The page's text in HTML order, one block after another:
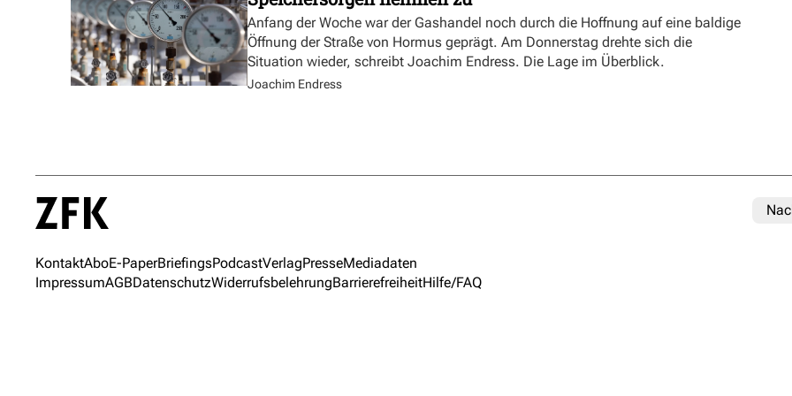
Anfang der Woche war der Gashandel noch durch die Hoffnung auf eine baldige
Öffnung der Straße von Hormus geprägt. Am Donnerstag drehte sich die
Situation wieder, schreibt Joachim Endress. Die Lage im Überblick.
Joachim Endress
KontaktAboE-PaperBriefingsPodcastVerlagPresseMediadaten
ImpressumAGBDatenschutzWiderrufsbelehrungBarrierefreiheitHilfe/FAQ